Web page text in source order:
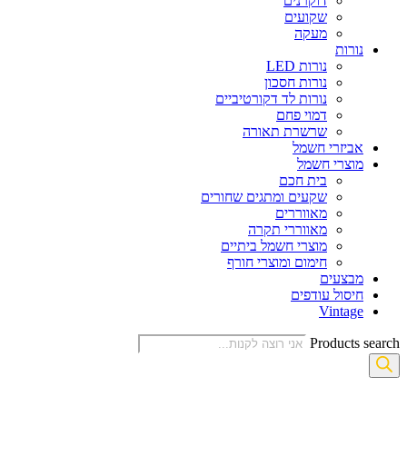
שקועים
מעקה
נורות
נורות LED
נורות חסכון
נורות לד דקורטיביים
דמוי פחם
שרשרת תאורה
אביזרי חשמל
מוצרי חשמל
בית חכם
שקעים ומתגים שחורים
מאווררים
מאווררי תקרה
מוצרי חשמל ביתיים
חימום ומוצרי חורף
מבצעים
חיסול עודפים
Vintage
Products search